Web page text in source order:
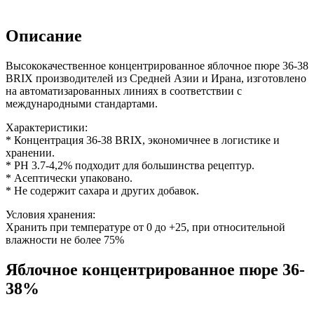
Описание
Высококачественное концентрированное яблочное пюре 36-38
BRIX производителей из Средней Азии и Ирана, изготовлено
на автоматизарованных линиях в соответствии с
международными стандартами.
Характеристики:
* Концентрация 36-38 BRIX, экономичнее в логистике и
хранении.
* PH 3.7-4,2% подходит для большинства рецептур.
* Асептически упаковано.
* Не содержит сахара и других добавок.
Условия хранения:
Хранить при температуре от 0 до +25, при относительной
влажности не более 75%
Яблочное концентрированное пюре 36-
38%